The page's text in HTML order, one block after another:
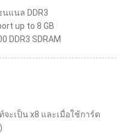
แนล DDR3
up to 8 GB
DDR3 SDRAM
ะเป็น x8 และเมื่อใช้การ์ด